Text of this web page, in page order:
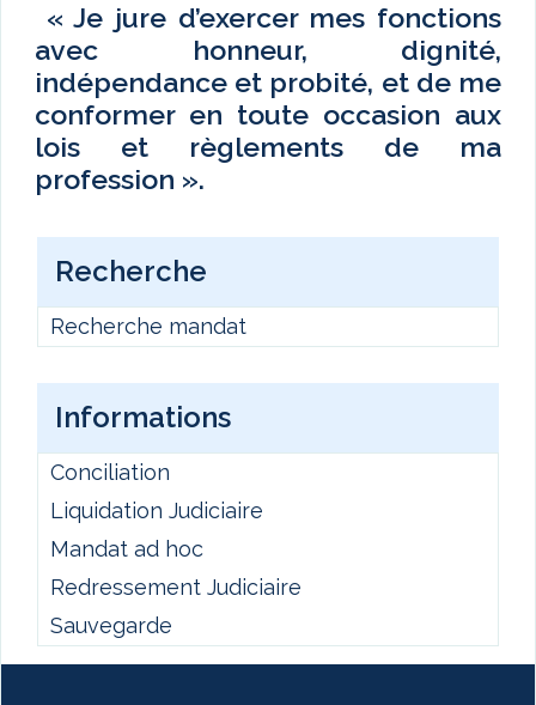
« Je jure d’exercer mes fonctions
avec honneur, dignité,
indépendance et probité, et de me
conformer en toute occasion aux
lois et règlements de ma
profession ».
Recherche
Recherche mandat
Informations
Conciliation
Liquidation Judiciaire
Mandat ad hoc
Redressement Judiciaire
Sauvegarde